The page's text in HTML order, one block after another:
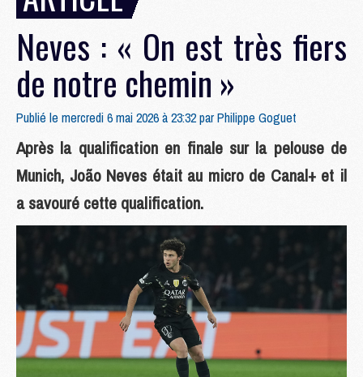
Neves : « On est très fiers
de notre chemin »
Publié le mercredi 6 mai 2026 à 23:32 parPhilippe Goguet
Après la qualification en finale sur la pelouse de
Munich, João Neves était au micro de Canal+ et il
a savouré cette qualification.